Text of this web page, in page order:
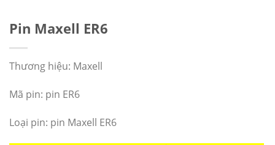
Pin Maxell ER6
Thương hiệu: Maxell
Mã pin: pin ER6
Loại pin: pin Maxell ER6